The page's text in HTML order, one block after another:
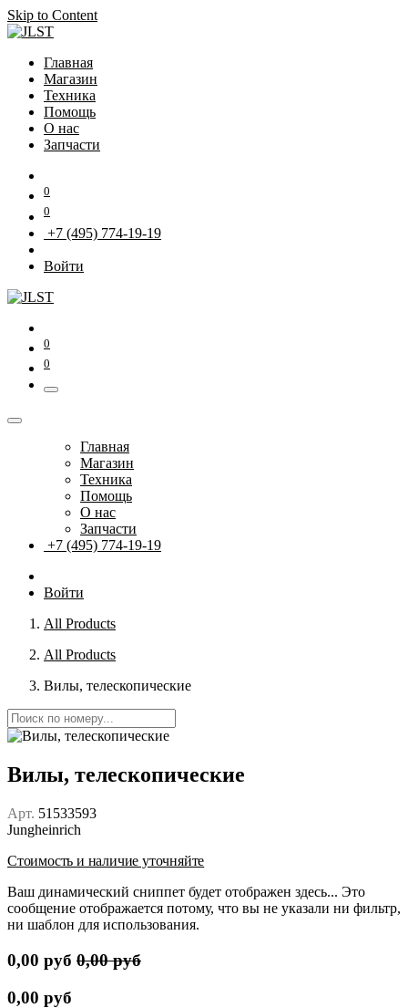
Skip to Content
Главная
Магазин
Техника
Помощь
О нас
Запчасти
0
0
+7 (495) 774-19-19
Войти
0
0
Главная
Магазин
Техника
Помощь
О нас
Запчасти
+7 (495) 774-19-19
Войти
All Products
All Products
Вилы, телескопические
Вилы, телескопические
Арт. 51533593
Jungheinrich
Стоимость и наличие уточняйте
Ваш динамический сниппет будет отображен здесь... Это
сообщение отображается потому, что вы не указали ни фильтр,
ни шаблон для использования.
0,00 руб 0,00руб
0,00 руб